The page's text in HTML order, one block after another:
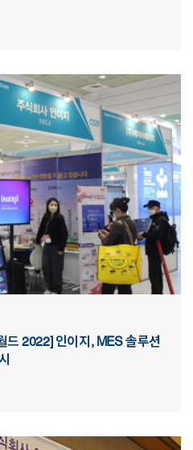
드 2022] 인이지, MES 솔루션